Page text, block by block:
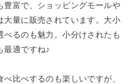
豊富で、ショッピングモールや
大量に販売されています。大小
べるのも魅力。小分けされたも
最適ですね♪
比べするのも楽しいですが、